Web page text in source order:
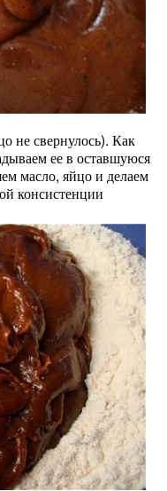
не свернулось). Как
ее в оставшуюся
масло, яйцо и делаем
консистенции